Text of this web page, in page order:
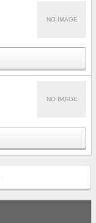
NO IMAGE
NO IMAGE